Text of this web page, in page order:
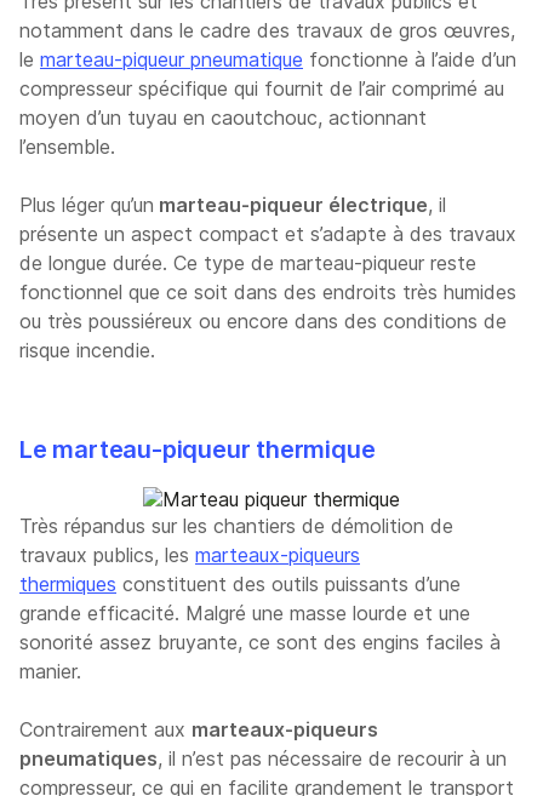
notamment dans le cadre des travaux de gros œuvres,
le marteau-piqueur pneumatique fonctionne à l’aide d’un
compresseur spécifique qui fournit de l’air comprimé au
moyen d’un tuyau en caoutchouc, actionnant
l’ensemble.
Plus léger qu’un marteau-piqueur électrique, il
présente un aspect compact et s’adapte à des travaux
de longue durée. Ce type de marteau-piqueur reste
fonctionnel que ce soit dans des endroits très humides
ou très poussiéreux ou encore dans des conditions de
risque incendie.
Le marteau-piqueur thermique
Très répandus sur les chantiers de démolition de
travaux publics, les marteaux-piqueurs
thermiques constituent des outils puissants d’une
grande efficacité. Malgré une masse lourde et une
sonorité assez bruyante, ce sont des engins faciles à
manier.
Contrairement aux marteaux-piqueurs
pneumatiques, il n’est pas nécessaire de recourir à un
compresseur, ce qui en facilite grandement le transport